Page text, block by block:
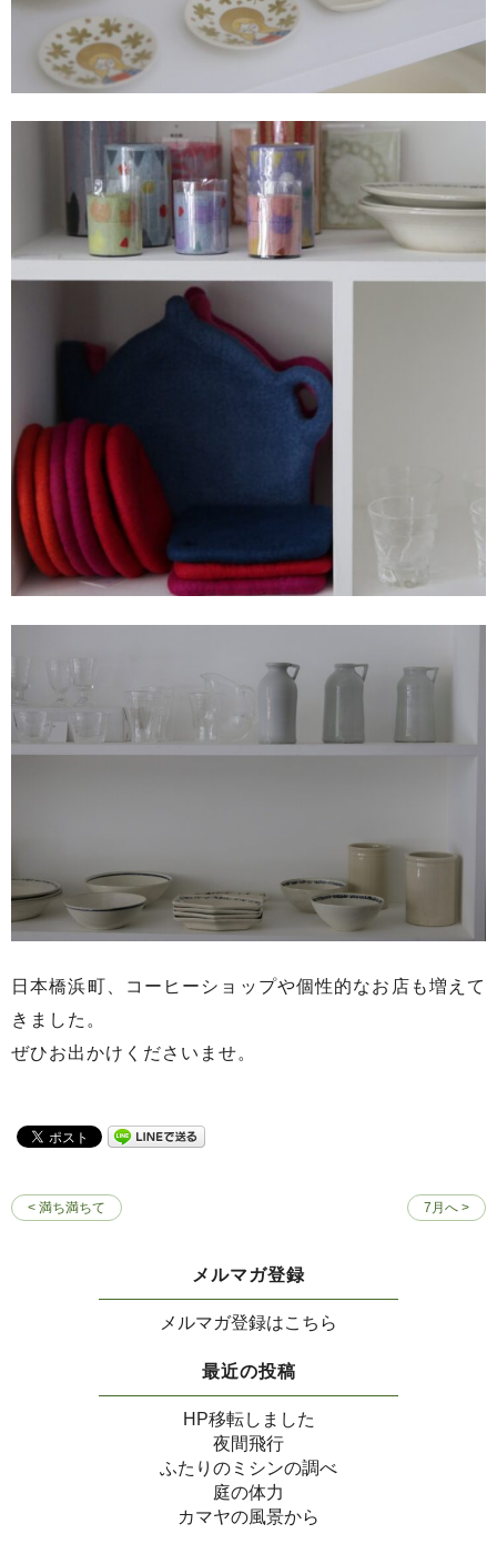
日本橋浜町、コーヒーショップや個性的なお店も増えて
きました。
ぜひお出かけくださいませ。
< 満ち満ちて 7月へ >
メルマガ登録
メルマガ登録はこちら
最近の投稿
HP移転しました
夜間飛行
ふたりのミシンの調べ
庭の体力
カマヤの風景から